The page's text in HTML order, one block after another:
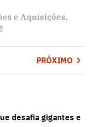
e Aquisições
PRÓXIMO
desafia gigantes e